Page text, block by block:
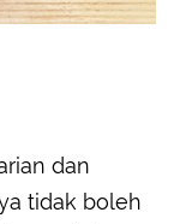
dan
tidak boleh